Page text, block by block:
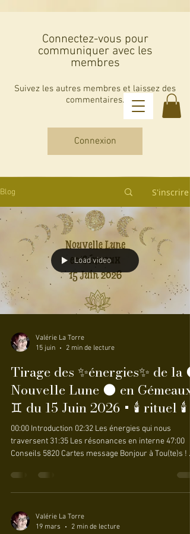
Connectez-vous pour
communiquer avec les
membres
Suivez les autres membres et laissez des
commentaires.
Connexion
Les Guidances de Val
Se connecter
Blog S'inscrire
Load video
Valérie La Torre
15 juin
2 min de lecture
Tirage des ✨énergies✨ de la 🌑
Nouvelle Lune 🌑 en Gémeaux
♊ du 15 Juin 2026 + 🕯️ rituel 🕯️
00:00 Introduction 02:32 Les énergies qui nous
traversent 31:35 Les résonances en interne 47:00
Conseils 5820 Cartes message Bonjour à Tou(te)s ! 🌺
nos forces. Elle a pour but de faire le tri autour de soi
afin de 'ous permettre de mieux se reconnecter à
vous souhaite de vous accomplir ✨ Prenez soin de
vous 💖 JEUX UTILISÉS : - le petit oracle de la création
Valérie La Torre
19 mars
2 min de lecture